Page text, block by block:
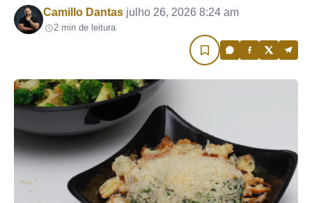
Por
Camillo Dantas julho 26, 2026 8:24 am
2 min de leitura